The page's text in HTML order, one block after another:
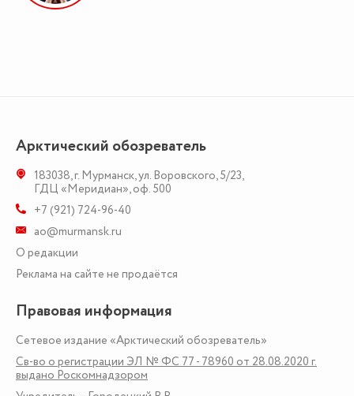
Арктический обозреватель
183038,г. Мурманск,ул. Воровского, 5/23,
ГДЦ «Меридиан», оф. 500
+7 (921) 724-96-40
ao@murmansk.ru
О редакции
Реклама на сайте не продаётся
Правовая информация
Сетевое издание «Арктический обозреватель»
Св-во о регистрации ЭЛ № ФС 77 - 78960 от 28.08.2020 г.
выдано Роскомнадзором